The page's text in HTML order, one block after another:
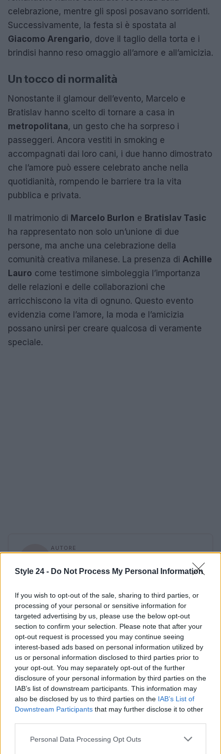
Style 24 - Do Not Process My Personal Information
If you wish to opt-out of the sale, sharing to third parties, or
processing of your personal or sensitive information for
targeted advertising by us, please use the below opt-out
section to confirm your selection. Please note that after your
opt-out request is processed you may continue seeing
interest-based ads based on personal information utilized by
us or personal information disclosed to third parties prior to
your opt-out. You may separately opt-out of the further
disclosure of your personal information by third parties on the
IAB’s list of downstream participants. This information may
also be disclosed by us to third parties on the IAB’s List of
Downstream Participants that may further disclose it to other
Please note that this website/app uses one or more Google
Personal Data Processing Opt Outs
celebrazione, mentre gli sposi posavano sorridenti.
Successivamente, la festa si è spostata al
Giacomo Arengario, dove il taglio della torta e i
brindisi hanno reso omaggio all’amore e all’amicizia.
Un tocco di normalità
Nonostante il glamour dell’evento, Marcelo e
Bratislav hanno scelto di tornare a casa in
metropolitana, un gesto che ha sorpreso i
passeggeri. Ancora vestiti in smoking e
accompagnati dai loro cani, i due hanno dimostrato
che l’amore può essere celebrato anche nella
quotidianità, rompendo le barriere tra la vita
pubblica e privata.
Il matrimonio di Marcelo Burlon e Bratislav Tasic
ha rappresentato non solo un’unione di due
persone, ma anche una celebrazione della
comunità creativa milanese. La presenza di Achille
Lauro come testimone simboleggia l’importanza
delle relazioni e delle collaborazioni che
arricchiscono la vita di ognuno. Questo evento
evidenzia come l’amore, la moda e l’amicizia
possano unirsi per creare qualcosa di veramente
speciale.
AUTORE